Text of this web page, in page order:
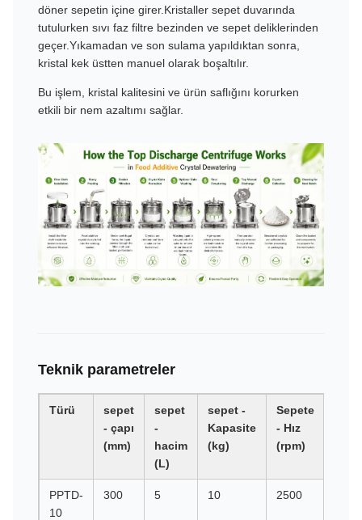
döner sepetin içine girer.Kristaller sepet duvarında
tutulurken sıvı faz filtre bezinden ve sepet deliklerinden
geçer.Yıkamadan ve son sulama yapıldıktan sonra,
kristal kek üstten manuel olarak boşaltılır.
Bu işlem, kristal kalitesini ve ürün saflığını korurken
etkili bir nem azaltımı sağlar.
Teknik parametreler
Türü
sepet
- çapı
(mm)
sepet
-
hacim
(L)
sepet -
Kapasite
(kg)
Sepete
- Hız
(rpm)
PPTD-
10
300 5 10 2500